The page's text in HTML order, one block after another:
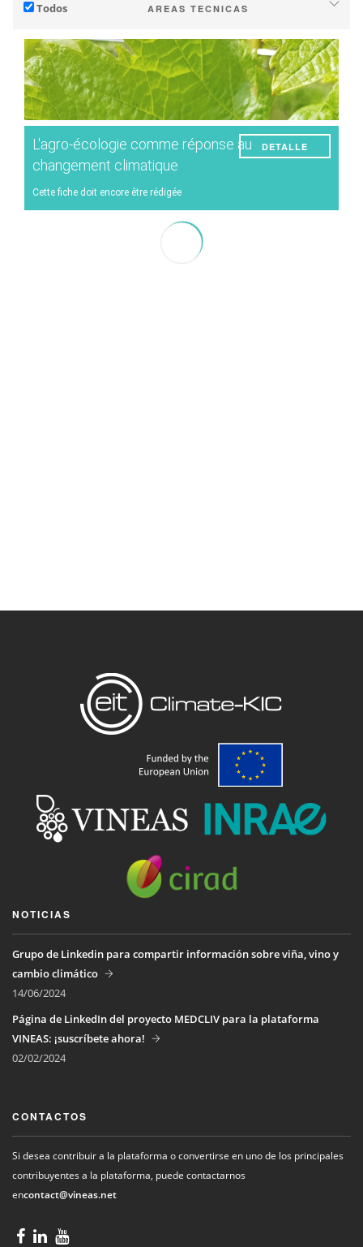
Políticas publicas
Consumidores
Gestión - marketing
Estrategia - transiciones
Investigación - Innovación
Colaboración: desarrollo de capacidades
Instrumentos de planificación y políticas públicas
Servicios climáticos
Todos AREAS TECNICAS
Suelo
Administracion del Agua
Fenología
Calidad del vino / uva
Rendimiento
Energía
Experimentos
Plagas y enfermedades
L'agro-écologie comme réponse au
changement climatique
Cette fiche doit encore être rédigée
DETALLE
NOTICIAS
Grupo de Linkedin para compartir información sobre viña, vino y
cambio climático
14/06/2024
Página de LinkedIn del proyecto MEDCLIV para la plataforma
VINEAS: ¡suscríbete ahora!
02/02/2024
CONTACTOS
Si desea contribuir a la plataforma o convertirse en uno de los principales
contribuyentes a la plataforma, puede contactarnos
encontact@vineas.net